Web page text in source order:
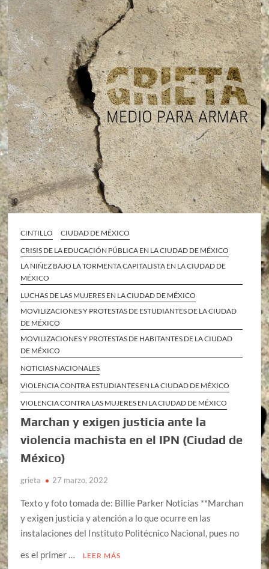
CINTILLO
CIUDAD DE MÉXICO
CRISIS DE LA EDUCACIÓN PÚBLICA EN LA CIUDAD DE MÉXICO
LA NIÑEZ BAJO LA TORMENTA CAPITALISTA EN LA CIUDAD DE
MÉXICO
LUCHAS DE LAS MUJERES EN LA CIUDAD DE MÉXICO
MOVILIZACIONES Y PROTESTAS DE ESTUDIANTES DE LA CIUDAD
DE MÉXICO
MOVILIZACIONES Y PROTESTAS DE HABITANTES DE LA CIUDAD
DE MÉXICO
NOTICIAS NACIONALES
VIOLENCIA CONTRA ESTUDIANTES EN LA CIUDAD DE MÉXICO
VIOLENCIA CONTRA LAS MUJERES EN LA CIUDAD DE MÉXICO
Marchan y exigen justicia ante la
violencia machista en el IPN (Ciudad de
México)
grieta 27 marzo, 2022
Texto y foto tomada de: Billie Parker Noticias **Marchan
y exigen justicia y atención a lo que ocurre en las
instalaciones del Instituto Politécnico Nacional, pues no
es el primer …
LEER MÁS